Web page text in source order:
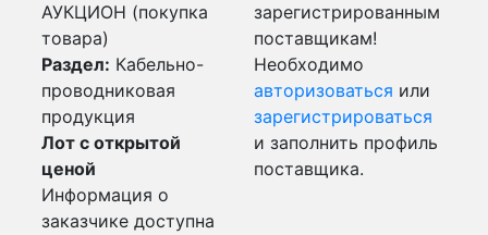
АУКЦИОН (покупка
товара)
Раздел: Кабельно-
проводниковая
продукция
Лот с открытой
ценой
Информация о
заказчике доступна
зарегистрированным
поставщикам!
Необходимо
авторизоваться или
зарегистрироваться
и заполнить профиль
поставщика.